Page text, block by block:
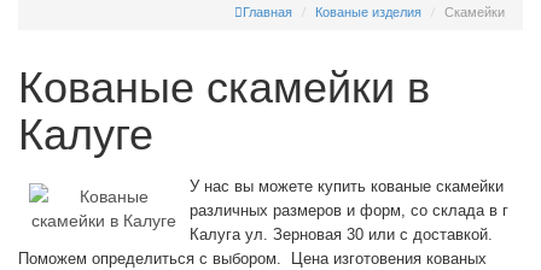
Главная Кованые изделия Скамейки
Кованые скамейки в
Калуге
У нас вы можете купить кованые скамейки
различных размеров и форм, со склада в г
Калуга ул. Зерновая 30 или с доставкой.
Поможем определиться с выбором. Цена изготовения кованых